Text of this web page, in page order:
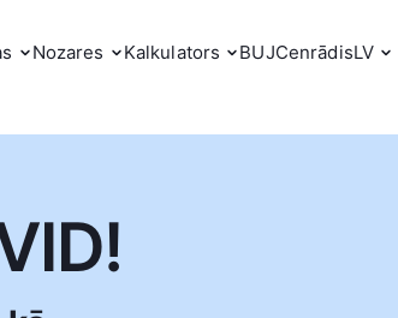
Nozares Kalkulators BUJCenrādisLV